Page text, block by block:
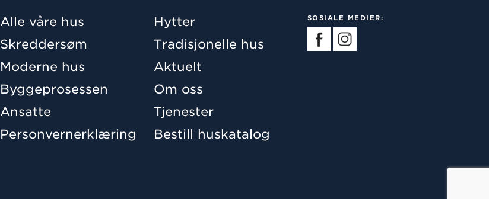
Alle våre hus
Hytter
Skreddersøm
Tradisjonelle hus
Moderne hus
Aktuelt
Byggeprosessen
Om oss
Ansatte
Tjenester
Personvernerklæring
Bestill huskatalog
SOSIALE MEDIER: